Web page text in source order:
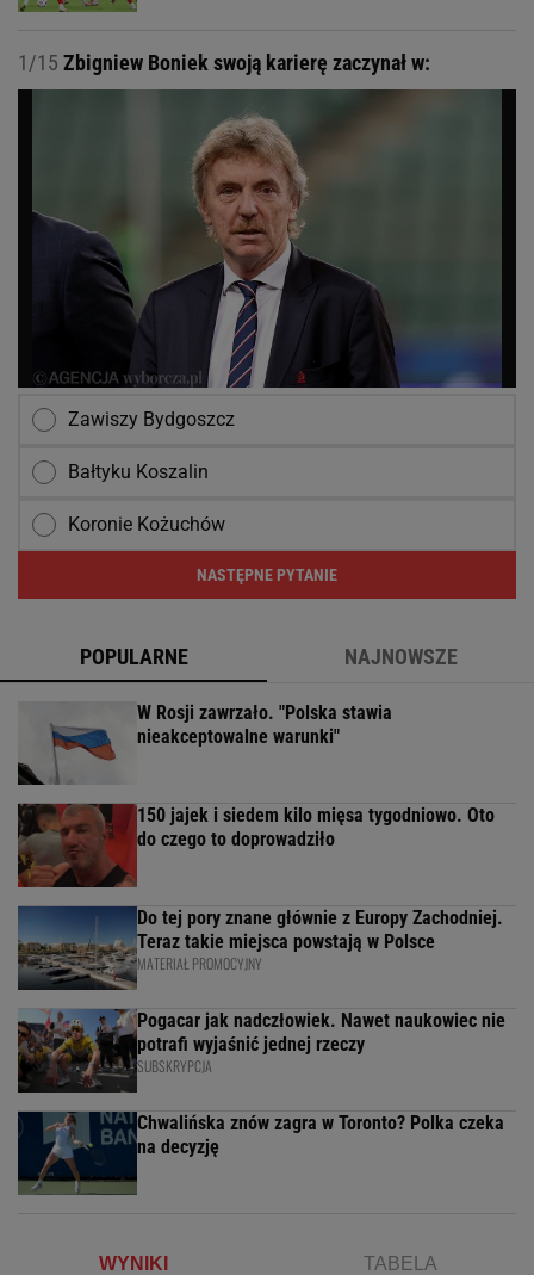
1/15 Zbigniew Boniek swoją karierę zaczynał w:
Zawiszy Bydgoszcz
Bałtyku Koszalin
Koronie Kożuchów
NASTĘPNE PYTANIE
POPULARNE NAJNOWSZE
W Rosji zawrzało. "Polska stawia
nieakceptowalne warunki"
150 jajek i siedem kilo mięsa tygodniowo. Oto
do czego to doprowadziło
Do tej pory znane głównie z Europy Zachodniej.
Teraz takie miejsca powstają w Polsce
MATERIAŁ PROMOCYJNY
Pogacar jak nadczłowiek. Nawet naukowiec nie
potrafi wyjaśnić jednej rzeczy
SUBSKRYPCJA
Chwalińska znów zagra w Toronto? Polka czeka
na decyzję
WYNIKI TABELA